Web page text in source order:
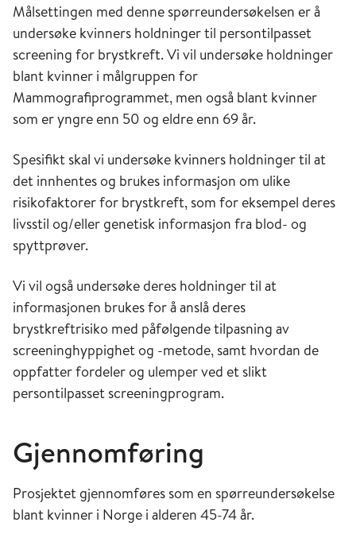
Målsettingen med denne spørreundersøkelsen er å
undersøke kvinners holdninger til persontilpasset
screening for brystkreft. Vi vil undersøke holdninger
blant kvinner i målgruppen for
Mammografiprogrammet, men også blant kvinner
som er yngre enn 50 og eldre enn 69 år.
Spesifikt skal vi undersøke kvinners holdninger til at
det innhentes og brukes informasjon om ulike
risikofaktorer for brystkreft, som for eksempel deres
livsstil og/eller genetisk informasjon fra blod- og
spyttprøver.
Vi vil også undersøke deres holdninger til at
informasjonen brukes for å anslå deres
brystkreftrisiko med påfølgende tilpasning av
screeninghyppighet og -metode, samt hvordan de
oppfatter fordeler og ulemper ved et slikt
persontilpasset screeningprogram.
Gjennomføring
Prosjektet gjennomføres som en spørreundersøkelse
blant kvinner i Norge i alderen 45-74 år.